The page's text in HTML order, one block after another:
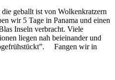
die geballt ist von Wolkenkratzern
wir 5 Tage in Panama und einen
Inseln verbracht. Viele
liegen nah beieinander und
Fangen wir in